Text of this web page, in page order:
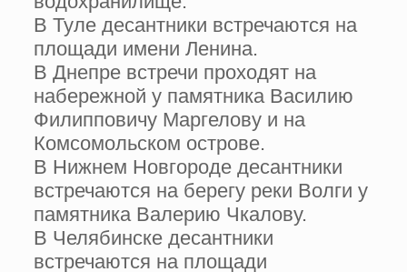
В Туле десантники встречаются на
площади имени Ленина.
В Днепре встречи проходят на
набережной у памятника Василию
Филипповичу Маргелову и на
Комсомольском острове.
В Нижнем Новгороде десантники
встречаются на берегу реки Волги у
памятника Валерию Чкалову.
В Челябинске десантники
встречаются на площади